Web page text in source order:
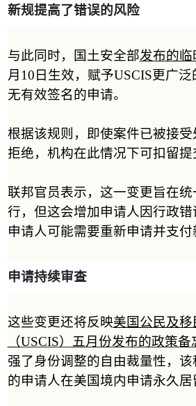
新规提高了错误的风险
与此同时，国土安全部发布的临
月 10日生效，赋予USCIS更广泛
无有效签名的申请。
根据该规则，即使案件已被接
拒绝，机构在此情况下可扣留提
联邦官员表示，这一变更旨在
行，但这会增加申请人因行政错
申请人可能需要重新申请并支付
申请持续审查
这些变更还将反映美国公民及移
（USCIS）五月份发布的政策备
强了身份调整的自由裁量性，
的申请人在美国境内申请永久居